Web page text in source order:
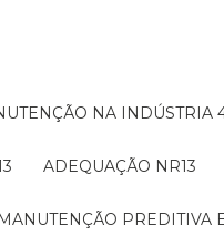
NA INDÚSTRIA
ADEQUAÇÃO NR13
MANUTENÇÃO